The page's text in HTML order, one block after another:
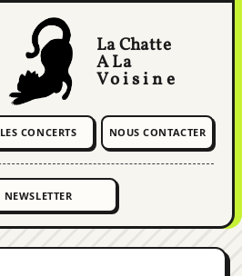
La Chatte
A La
Voisine
LES CONCERTS NOUS CONTACTER